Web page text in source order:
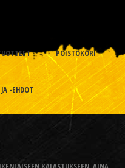
POISTOKORI
-EHDOT